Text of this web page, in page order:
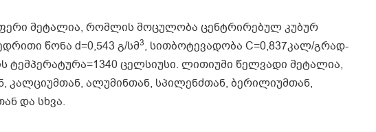
მეტალია, რომლის მოცულობა ცენტრირებულ კუბურ
წონა d=0,543 გ/სმ3, სითბოტევადობა C=0,837კალ/გრად-
ცელსიუსი. ლითიუმი წელვადი მეტალია,
კალციუმთან, ალუმინთან, სპილენძთან, ბერილიუმთან,
და სხვა.